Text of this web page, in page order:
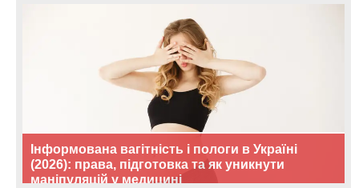
Інформована вагітність і пологи в Україні
(2026): права, підготовка та як уникнути
маніпуляцій у медицині